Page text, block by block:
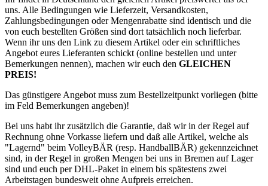
uns. Alle Bedingungen wie Lieferzeit, Versandkosten,
Zahlungsbedingungen oder Mengenrabatte sind identisch und die
von euch bestellten Größen sind dort tatsächlich noch lieferbar.
Wenn ihr uns den Link zu diesem Artikel oder ein schriftliches
Angebot eures Lieferanten schickt (online bestellen und unter
Bemerkungen nennen), machen wir euch den GLEICHEN
PREIS!
Das günstigere Angebot muss zum Bestellzeitpunkt vorliegen (bitte
im Feld Bemerkungen angeben)!
Bei uns habt ihr zusätzlich die Garantie, daß wir in der Regel auf
Rechnung ohne Vorkasse liefern und daß alle Artikel, welche als
"Lagernd" beim VolleyBÄR (resp. HandballBÄR) gekennzeichnet
sind, in der Regel in großen Mengen bei uns in Bremen auf Lager
sind und euch per DHL-Paket in einem bis spätestens zwei
Arbeitstagen bundesweit ohne Aufpreis erreichen.